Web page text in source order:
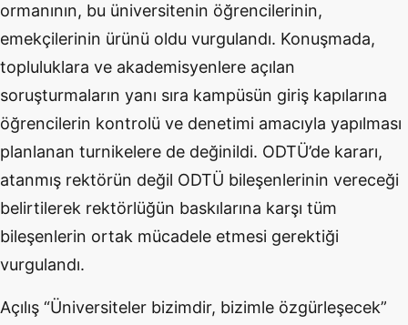
ormanının, bu üniversitenin öğrencilerinin,
emekçilerinin ürünü oldu vurgulandı. Konuşmada,
topluluklara ve akademisyenlere açılan
soruşturmaların yanı sıra kampüsün giriş kapılarına
öğrencilerin kontrolü ve denetimi amacıyla yapılması
planlanan turnikelere de değinildi. ODTÜ’de kararı,
atanmış rektörün değil ODTÜ bileşenlerinin vereceği
belirtilerek rektörlüğün baskılarına karşı tüm
bileşenlerin ortak mücadele etmesi gerektiği
vurgulandı.
Açılış “Üniversiteler bizimdir, bizimle özgürleşecek”